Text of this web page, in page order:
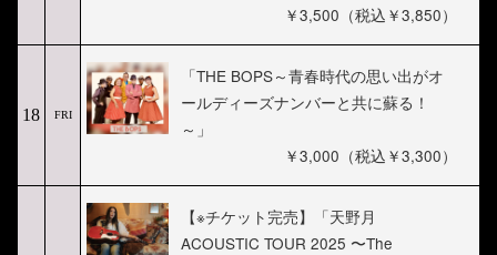
￥3,500（税込￥3,850）
18 FRI
「THE BOPS～青春時代の思い出がオ
ールディーズナンバーと共に蘇る！
～」
￥3,000（税込￥3,300）
【※チケット完売】「天野月
ACOUSTIC TOUR 2025 〜The